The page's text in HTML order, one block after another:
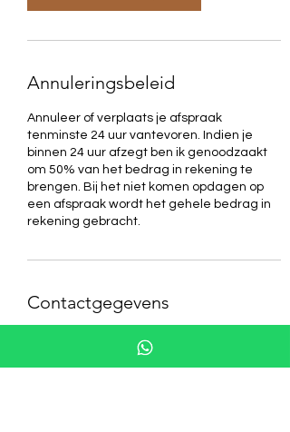
Annuleringsbeleid
Annuleer of verplaats je afspraak
tenminste 24 uur vantevoren. Indien je
binnen 24 uur afzegt ben ik genoodzaakt
om 50% van het bedrag in rekening te
brengen. Bij het niet komen opdagen op
een afspraak wordt het gehele bedrag in
rekening gebracht.
Contactgegevens
MZ Beauty, Nobellaan, Assen, Nederland